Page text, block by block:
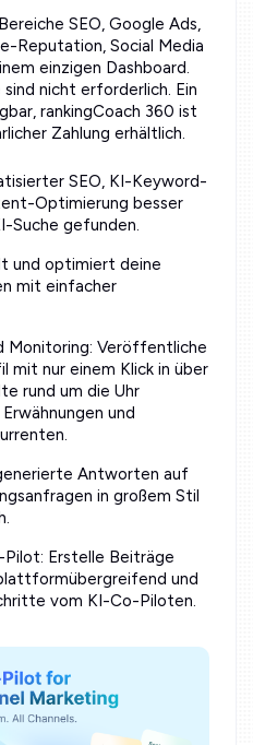
SEO, Google Ads,
Reputation, Social Media
einzigen Dashboard.
nicht erforderlich. Ein
rankingCoach 360 ist
Zahlung erhältlich.
SEO, KI-Keyword-
Optimierung besser
Suche gefunden.
und optimiert deine
mit einfacher
Monitoring: Veröffentliche
mit nur einem Klick in über
rund um die Uhr
und
Antworten auf
in großem Stil
Erstelle Beiträge
und
vom KI-Co-Piloten.